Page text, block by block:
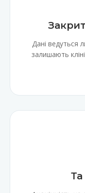
Дані ведуться
залишають
Та